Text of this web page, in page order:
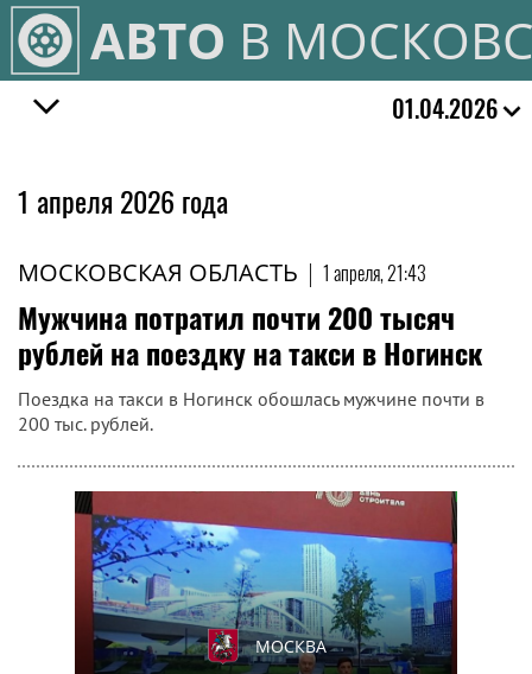
АВТО В
01.04.2026
1 апреля 2026 года
МОСКОВСКАЯ ОБЛАСТЬ | 1 апреля, 21:43
Мужчина потратил почти 200 тысяч
рублей на поездку на такси в Ногинск
Поездка на такси в Ногинск обошлась мужчине почти в
200 тыс. рублей.
МОСКВА